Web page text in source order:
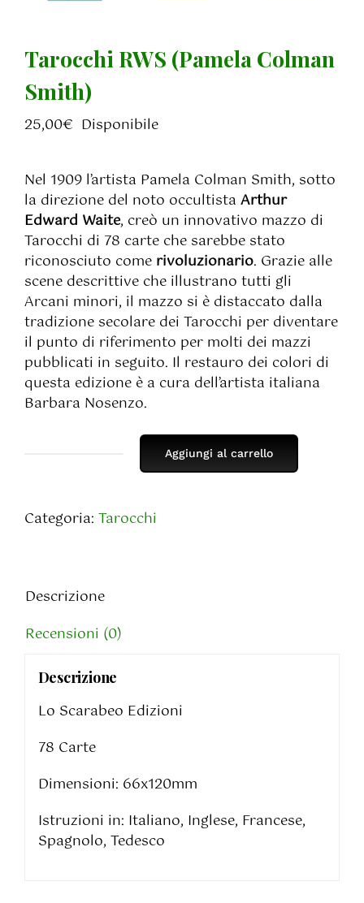
Tarocchi RWS (Pamela Colman
Smith)
25,00€ Disponibile
Nel 1909 l’artista Pamela Colman Smith, sotto
la direzione del noto occultista Arthur
Edward Waite, creò un innovativo mazzo di
Tarocchi di 78 carte che sarebbe stato
riconosciuto come rivoluzionario. Grazie alle
scene descrittive che illustrano tutti gli
Arcani minori, il mazzo si è distaccato dalla
tradizione secolare dei Tarocchi per diventare
il punto di riferimento per molti dei mazzi
pubblicati in seguito. Il restauro dei colori di
questa edizione è a cura dell’artista italiana
Barbara Nosenzo.
Colman
Aggiungi al carrello
Categoria: Tarocchi
Descrizione
Recensioni (0)
Descrizione
Lo Scarabeo Edizioni
78 Carte
Dimensioni: 66x120mm
Istruzioni in: Italiano, Inglese, Francese,
Spagnolo, Tedesco